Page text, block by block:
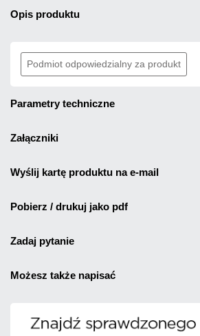
opis produktu
Podmiot odpowiedzialny za produkt
parametry techniczne
załączniki
wyślij kartę produktu na e-mail
pobierz / drukuj jako pdf
zadaj pytanie
możesz także napisać